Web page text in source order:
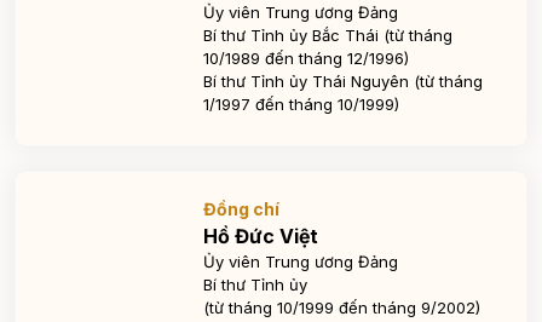
Ủy viên Trung ương Đảng
Bí thư Tỉnh ủy Bắc Thái (từ tháng
10/1989 đến tháng 12/1996)
Bí thư Tỉnh ủy Thái Nguyên (từ tháng
1/1997 đến tháng 10/1999)
Đồng chí
Hồ Đức Việt
Ủy viên Trung ương Đảng
Bí thư Tỉnh ủy
(từ tháng 10/1999 đến tháng 9/2002)